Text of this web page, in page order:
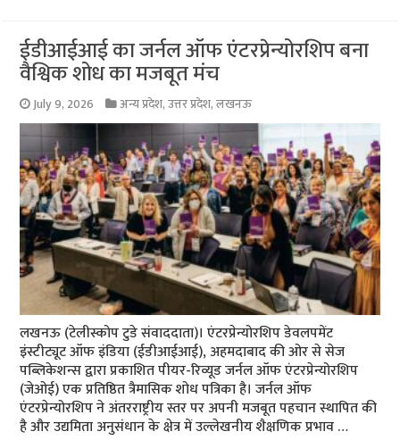
ईडीआईआई का जर्नल ऑफ एंटरप्रेन्योरशिप बना
वैश्विक शोध का मजबूत मंच
July 9, 2026 अन्य प्रदेश,उत्तर प्रदेश,लखनऊ
लखनऊ (टेलीस्कोप टुडे संवाददाता)। एंटरप्रेन्योरशिप डेवलपमेंट
इंस्टीट्यूट ऑफ इंडिया (ईडीआईआई), अहमदाबाद की ओर से सेज
पब्लिकेशन्स द्वारा प्रकाशित पीयर-रिव्यूड जर्नल ऑफ एंटरप्रेन्योरशिप
(जेओई) एक प्रतिष्ठित त्रैमासिक शोध पत्रिका है। जर्नल ऑफ
एंटरप्रेन्योरशिप ने अंतरराष्ट्रीय स्तर पर अपनी मजबूत पहचान स्थापित की
है और उद्यमिता अनुसंधान के क्षेत्र में उल्लेखनीय शैक्षणिक प्रभाव …